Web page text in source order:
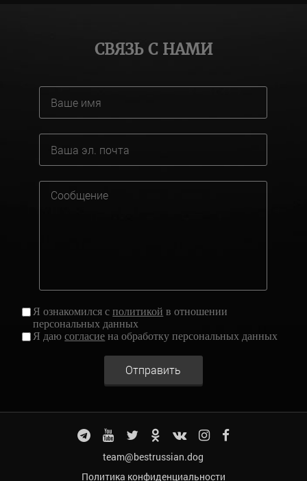
СВЯЗЬ С НАМИ
Я ознакомился сполитикой в отношении
персональных данных
Я даюсогласие на обработку персональных данных
Отправить
team@bestrussian.dog
Политика конфиденциальности